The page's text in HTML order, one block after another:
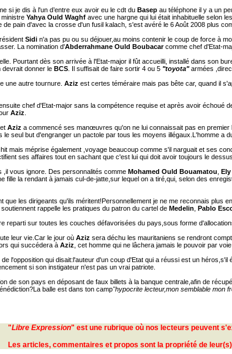
si je dis à l'un d’entre eux avoir eu le cdt du Basep au téléphone il y a un
Yahya Ould Waghf avec une hargne qui lui était inhabituelle selon
pain d'avec la crosse d'un fusil kalach, s'est avéré le 6 Août 2008 plus
Sidi n'a pas pu ou su déjouer,au moins contenir le coup de force à
La nomination d'Abderrahmane Ould Boubacarcomme chef d'Etat-
Pourtant dès son arrivée à l'Etat-major il fût accueilli, installé dans son
devrait donner le BCS. Il suffisait de faire sortir 4 ou 5 "toyota"armées
une autre tournure. Aziz est certes téméraire mais pas bête car, quand il
chef d'Etat-major sans la compétence requise et après avoir échoué
Aziz.
Aziz a commencé ses manœuvres qu'on ne lui connaissait pas en premier
seul but d'engranger un pactole par tous les moyens illégaux.L'homme a
mais méprise également ,voyage beaucoup comme s'il narguait et ses
ses affaires tout en sachant que c'est lui qui doit avoir toujours le
vous ignore. Des personnalités comme Mohamed Ould Bouamatou,
fille la rendant à jamais cul-de-jatte,sur lequel on a tiré,qui, selon des
les dirigeants qu'ils méritent!Personnellement je ne me reconnais plus en
rappelle les pratiques du patron du cartel de Medelin, Pablo
reparti sur toutes les couches défavorisées du pays,sous forme
leur vie.Car le jour où Aziz sera déchu les mauritaniens se rendront
qui succédera à Aziz, cet homme qui ne lâchera jamais le pouvoir par
l'opposition qui disait:l'auteur d'un coup d'Etat qui a réussi est un
si son instigateur n'est pas un vrai patriote.
de son pays en déposant de faux billets à la banque centrale,afin de
balle est dans ton camp"hypocrite lecteur,mon semblable mon
"Libre Expression" est une rubrique où nos lecteurs peuvent
Les articles, commentaires et propos sont la propriété de